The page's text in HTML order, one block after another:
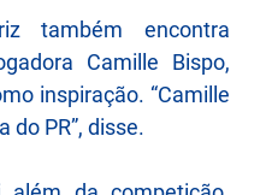
também encontra
Camille Bispo,
inspiração. “Camille
do PR”, disse.